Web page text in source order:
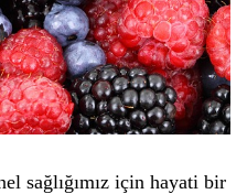
sağlığımız için hayati bir